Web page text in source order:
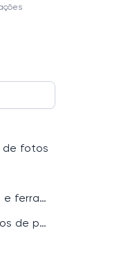
de fotos
Equipamento de teste e ferramentas
Computadores e artigos de papelaria